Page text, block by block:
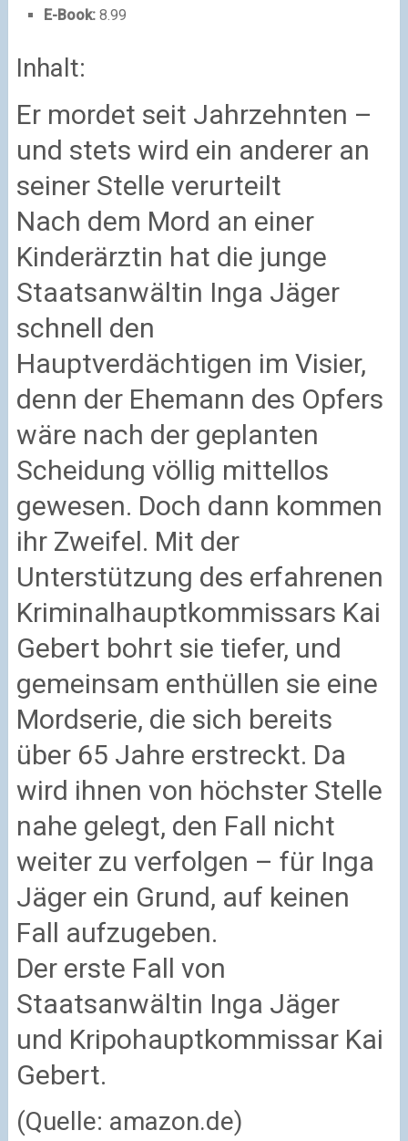
E-Book:8.99
Inhalt:
Er mordet seit Jahrzehnten –
und stets wird ein anderer an
seiner Stelle verurteilt
Nach dem Mord an einer
Kinderärztin hat die junge
Staatsanwältin Inga Jäger
schnell den
Hauptverdächtigen im Visier,
denn der Ehemann des Opfers
wäre nach der geplanten
Scheidung völlig mittellos
gewesen. Doch dann kommen
ihr Zweifel. Mit der
Unterstützung des erfahrenen
Kriminalhauptkommissars Kai
Gebert bohrt sie tiefer, und
gemeinsam enthüllen sie eine
Mordserie, die sich bereits
über 65 Jahre erstreckt. Da
wird ihnen von höchster Stelle
nahe gelegt, den Fall nicht
weiter zu verfolgen – für Inga
Jäger ein Grund, auf keinen
Fall aufzugeben.
Der erste Fall von
Staatsanwältin Inga Jäger
und Kripohauptkommissar Kai
Gebert.
(Quelle: amazon.de)